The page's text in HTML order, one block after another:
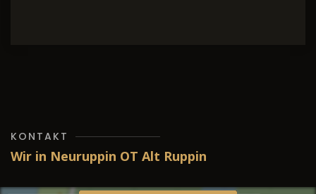
KONTAKT
Wir in Neuruppin OT Alt Ruppin